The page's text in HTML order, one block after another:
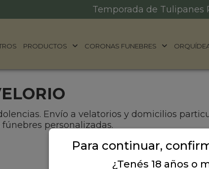
Temporada de Tulipanes
PRODUCTOS CORONAS FUNEBRES
Envío a velatorios y domicilios
personalizadas.
Para continuar,
¿Tenés 18 años o